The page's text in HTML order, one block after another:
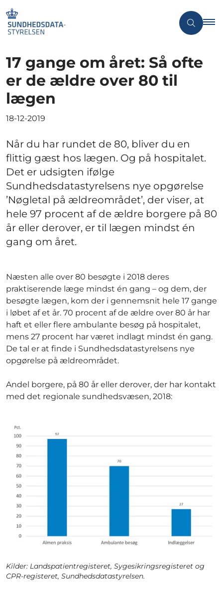
17 gange om året: Så ofte
er de ældre over 80 til
lægen
18-12-2019
Når du har rundet de 80, bliver du en
flittig gæst hos lægen. Og på hospitalet.
Det er udsigten ifølge
Sundhedsdatastyrelsens nye opgørelse
’Nøgletal på ældreområdet’, der viser, at
hele 97 procent af de ældre borgere på 80
år eller derover, er til lægen mindst én
gang om året.
Næsten alle over 80 besøgte i 2018 deres
praktiserende læge mindst én gang – og dem, der
besøgte lægen, kom der i gennemsnit hele 17 gange
i løbet af et år. 70 procent af de ældre over 80 år har
haft et eller flere ambulante besøg på hospitalet,
mens 27 procent har været indlagt mindst én gang.
De tal er at finde i Sundhedsdatastyrelsens nye
opgørelse på ældreområdet.
Andel borgere, på 80 år eller derover, der har kontakt
med det regionale sundhedsvæsen, 2018:
Kilder: Landspatientregisteret, Sygesikringsregisteret og
CPR-registeret, Sundhedsdatastyrelsen.